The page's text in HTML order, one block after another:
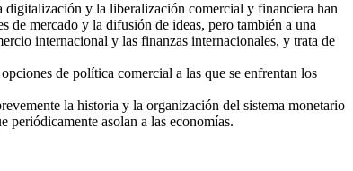
digitalización y la liberalización comercial y financiera han
de mercado y la difusión de ideas, pero también a una
internacional y las finanzas internacionales, y trata de
de política comercial a las que se enfrentan los
la historia y la organización del sistema monetario
periódicamente asolan a las economías.